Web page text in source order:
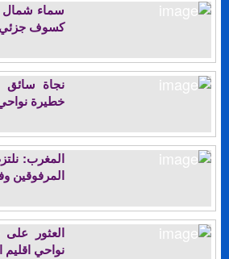
سماء شمال
كسوف
نجاة سائق
خطيرة
المغرب:
المرفوقين
العثور
نواحي